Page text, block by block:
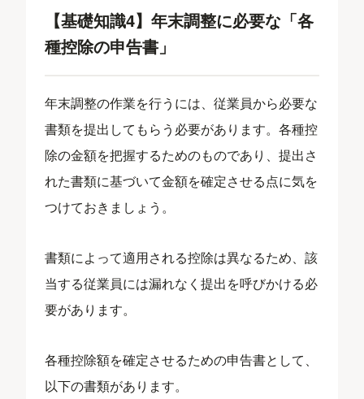
【基礎知識4】年末調整に必要な「各
種控除の申告書」
年末調整の作業を行うには、従業員から必要な
書類を提出してもらう必要があります。各種控
除の金額を把握するためのものであり、提出さ
れた書類に基づいて金額を確定させる点に気を
つけておきましょう。
書類によって適用される控除は異なるため、該
当する従業員には漏れなく提出を呼びかける必
要があります。
各種控除額を確定させるための申告書として、
以下の書類があります。